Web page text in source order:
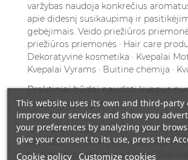
varžybas naudoja konkrečius
apie didesnį susikaupimą ir
gebėjimais. Veido priežiūros
priežiūros priemonės · Hair care
Dekoratyvinė kosmetika · Kvepalai
Kvepalai Vyrams · Buitinė chemija ·
Praktiniai būdai naudoti kvapus
pasitikėjimui gerinti
Aromatų integravimas į kasdienę
paprastu, bet efektyviu būdu pagerinti
sustiprinti pasitikėjimą savimi. Štai
This website uses its own and third-party
improve our services and show you
your preferences by analyzing your
give your consent to its use, press the
Cookie policy Customize cookies